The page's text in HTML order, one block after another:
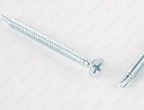
SITE
PRIVACY